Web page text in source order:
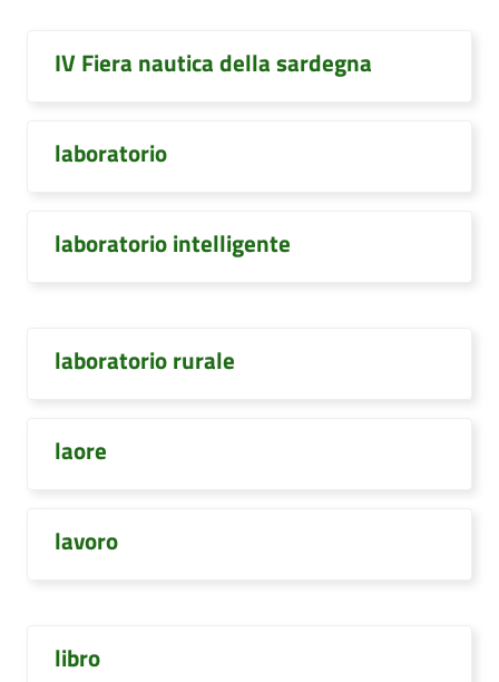
IV Fiera nautica della sardegna
laboratorio
laboratorio intelligente
laboratorio rurale
laore
lavoro
libro